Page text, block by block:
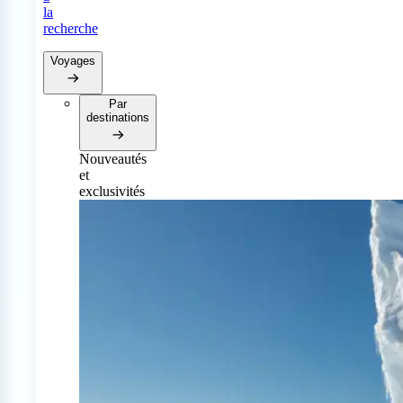
la
recherche
Voyages
Par
destinations
Nouveautés
et
exclusivités